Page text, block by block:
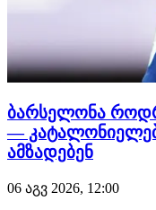
ბარსელონა
—
ამზადებენ
06 აგვ 2026, 12:00